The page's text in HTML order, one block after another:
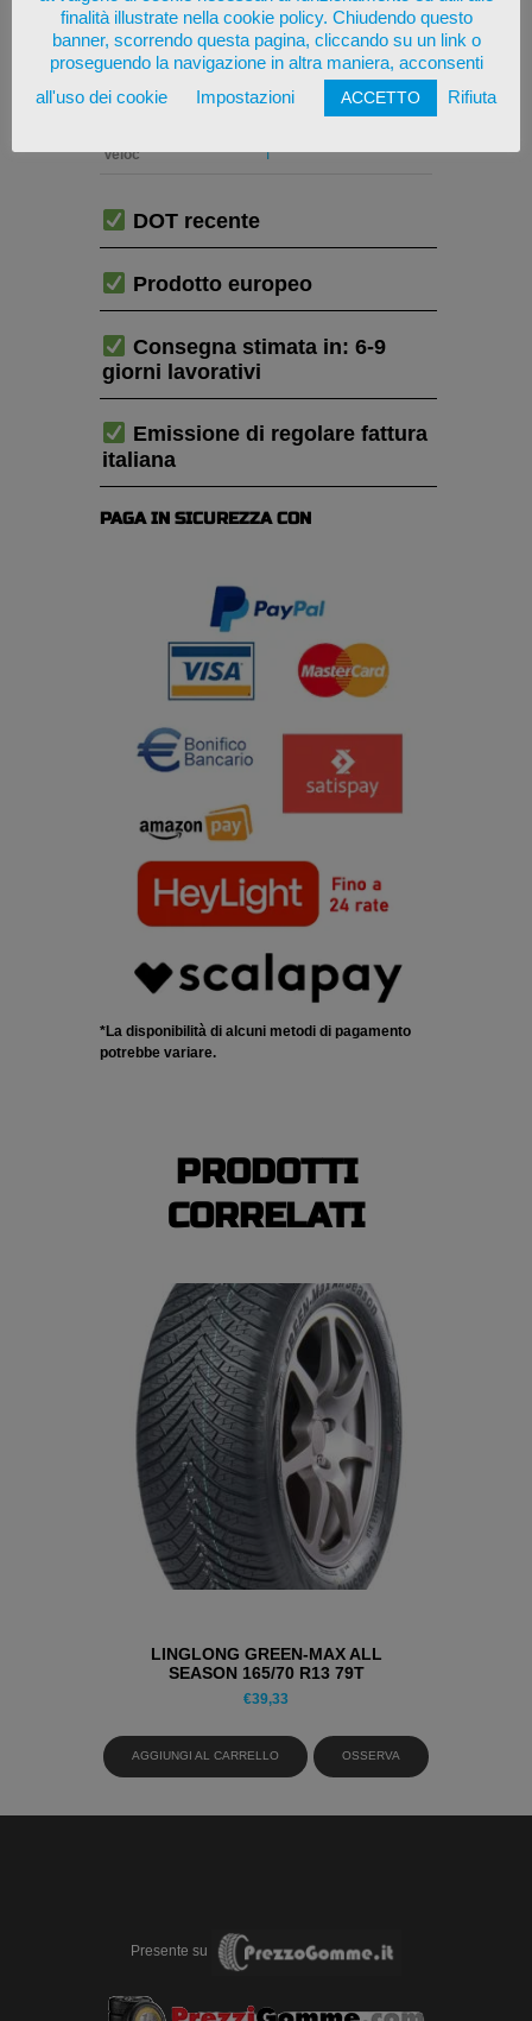
Marca ORIUM
Stagione 4 STAGIONI
Veloc T
DOT recente
Prodotto europeo
Consegna stimata in: 6-9
giorni lavorativi
Emissione di regolare fattura
italiana
PAGA IN SICUREZZA CON
*La disponibilità di alcuni metodi di pagamento
potrebbe variare.
PRODOTTI
CORRELATI
LINGLONG GREEN-MAX ALL
SEASON 165/70 R13 79T
PNEUMATICI 4 STAGIONI
€39,33
AGGIUNGI AL CARRELLO OSSERVA
Presente su
finalità illustrate nella cookie policy. Chiudendo questo
banner, scorrendo questa pagina, cliccando su un link o
proseguendo la navigazione in altra maniera, acconsenti
all'uso dei cookie
Impostazioni ACCETTO Rifiuta